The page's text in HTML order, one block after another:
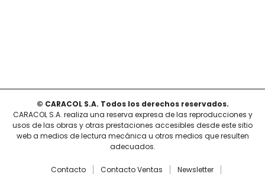
© CARACOL S.A. Todos los derechos reservados.
CARACOL S.A. realiza una reserva expresa de las reproducciones y
usos de las obras y otras prestaciones accesibles desde este sitio
web a medios de lectura mecánica u otros medios que resulten
adecuados.
Contacto Contacto Ventas Newsletter